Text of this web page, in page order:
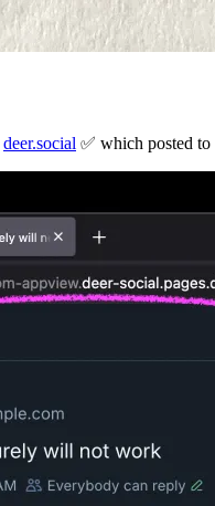
deer.social ✅ which posted to